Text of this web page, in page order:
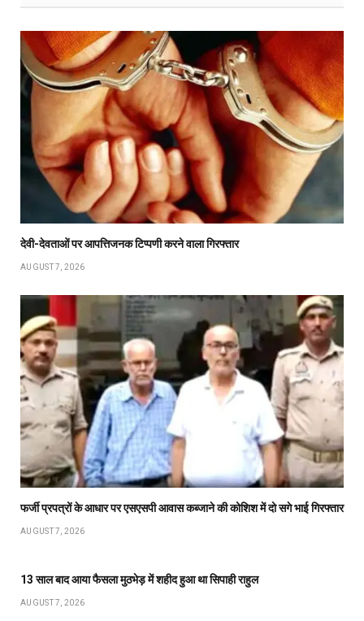
देवी-देवताओं पर आपत्तिजनक टिप्पणी करने वाला गिरफ्तार
AUGUST 7, 2026
फर्जी प्रपत्रों के आधार पर एसएसपी आवास कब्जाने की कोशिश में दो सगे भाई गिरफ्तार
AUGUST 7, 2026
13 साल बाद आया फैसला मुठभेड़ में शहीद हुआ था सिपाही राहुल
AUGUST 7, 2026